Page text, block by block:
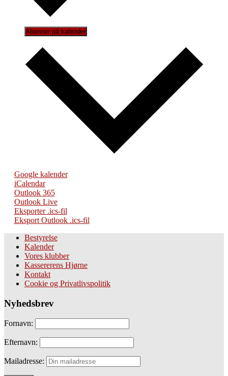
Abonner på kalender
Google kalender
iCalendar
Outlook 365
Outlook Live
Eksporter .ics-fil
Eksport Outlook .ics-fil
Bestyrelse
Kalender
Vores klubber
Kassererens Hjørne
Kontakt
Cookie og Privatlivspolitik
Nyhedsbrev
Fornavn:
Efternavn:
Mailadresse: